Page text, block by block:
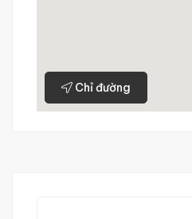
Chỉ đường